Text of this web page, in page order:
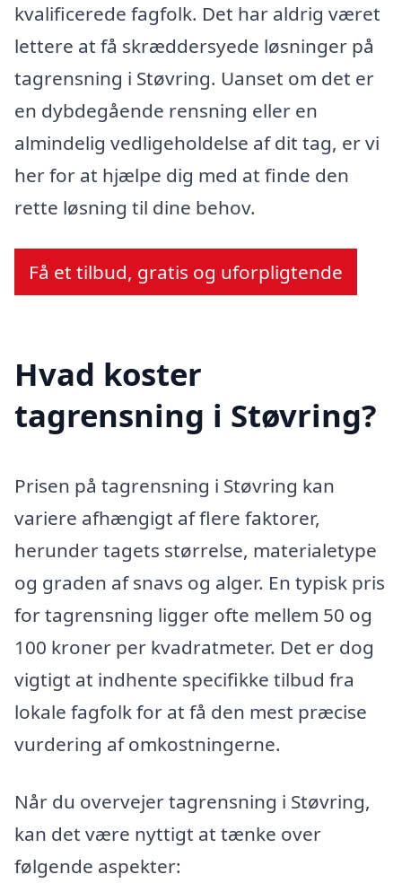
kvalificerede fagfolk. Det har aldrig været
lettere at få skræddersyede løsninger på
tagrensning i Støvring. Uanset om det er
en dybdegående rensning eller en
almindelig vedligeholdelse af dit tag, er vi
her for at hjælpe dig med at finde den
rette løsning til dine behov.
Få et tilbud, gratis og uforpligtende
Hvad koster
tagrensning i Støvring?
Prisen på tagrensning i Støvring kan
variere afhængigt af flere faktorer,
herunder tagets størrelse, materialetype
og graden af snavs og alger. En typisk pris
for tagrensning ligger ofte mellem 50 og
100 kroner per kvadratmeter. Det er dog
vigtigt at indhente specifikke tilbud fra
lokale fagfolk for at få den mest præcise
vurdering af omkostningerne.
Når du overvejer tagrensning i Støvring,
kan det være nyttigt at tænke over
følgende aspekter: